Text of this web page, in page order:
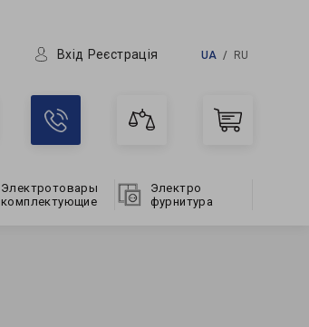
Вхід Реєстрація UA RU
Электротовары
комплектующие
Электро
фурнитура